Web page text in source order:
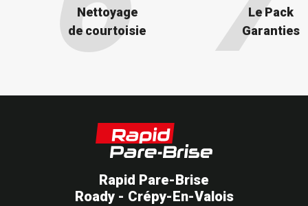
Nettoyage
de courtoisie
Le Pack
Garanties
Rapid Pare-Brise
Roady - Crépy-En-Valois